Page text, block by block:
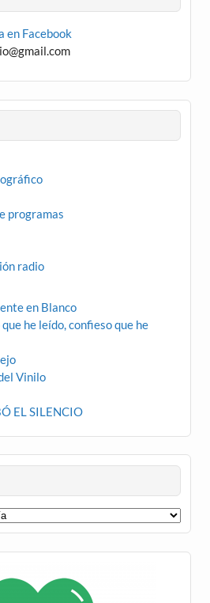
en Facebook
programas
radio
en Blanco
he leído, confieso que he
Vinilo
EL SILENCIO